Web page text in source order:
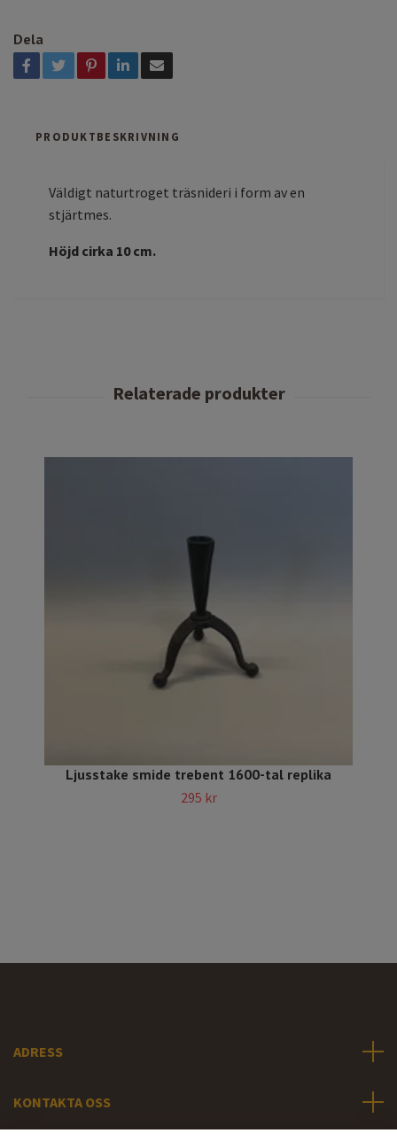
Dela
PRODUKTBESKRIVNING
Väldigt naturtroget träsnideri i form av en
stjärtmes.
Höjd cirka 10 cm.
Ljusstake smide trebent 1600-tal replika
295 kr
ADRESS
KONTAKTA OSS